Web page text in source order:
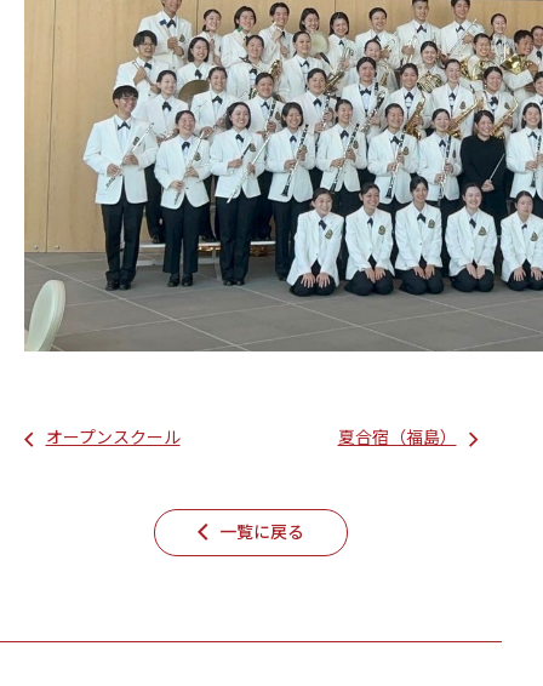
オープンスクール 夏合宿（福島）
一覧に戻る